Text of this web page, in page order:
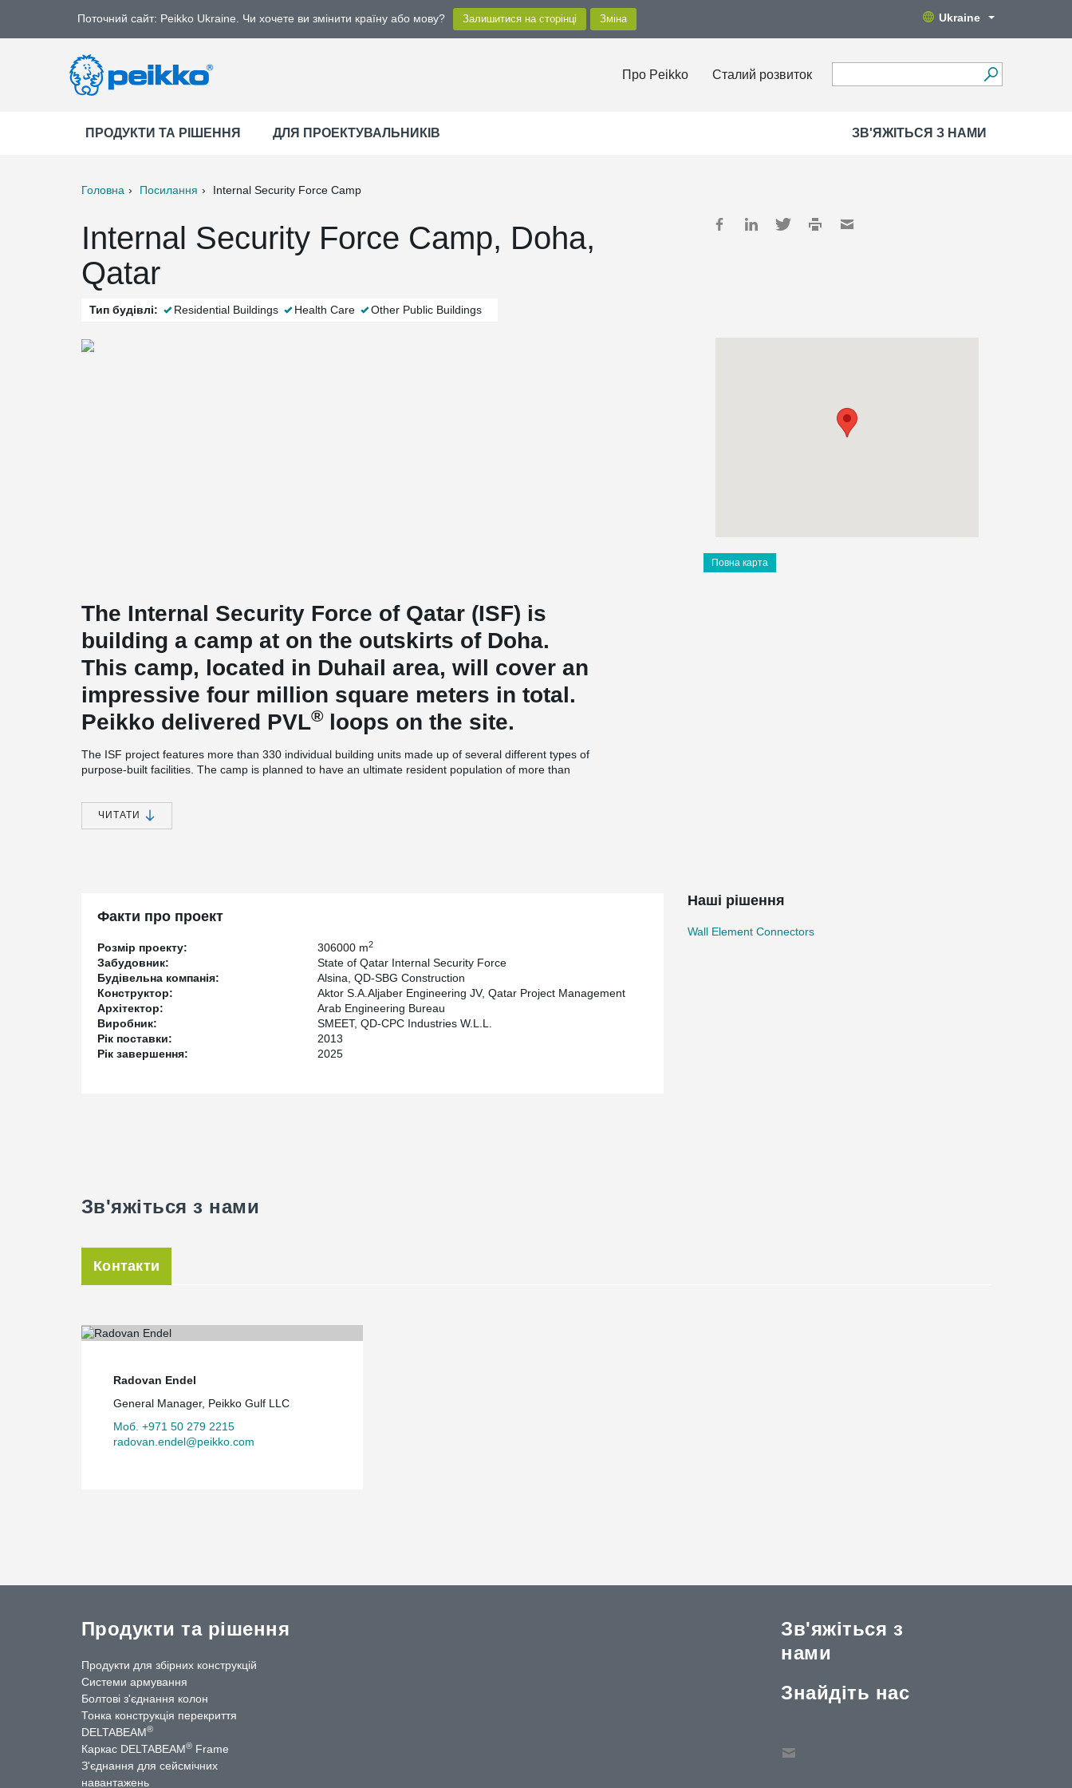
Поточний сайт: Peikko Ukraine. Чи хочете ви змінити країну або мову? Ukraine
Про Peikko Сталий розвиток
ПРОДУКТИ ТА РІШЕННЯ ДЛЯ ПРОЕКТУВАЛЬНИКІВ ЗВ'ЯЖІТЬСЯ З НАМИ
Головна Посилання Internal Security Force Camp
Internal Security Force Camp, Doha,
Qatar
Тип будівлі: Residential Buildings Health Care Other Public Buildings
Повна карта
The Internal Security Force of Qatar (ISF) is
building a camp at on the outskirts of Doha.
This camp, located in Duhail area, will cover an
impressive four million square meters in total.
Peikko delivered PVL® loops on the site.
The ISF project features more than 330 individual building units made up of several different types of
purpose-built facilities. The camp is planned to have an ultimate resident population of more than
include post office, unit force offices, unit guardhouses, check points, a five-star hotel and a 10 000
spectator stadium.
ЧИТАТИ
Факти про проект
Розмір проекту: 306000 m2
Забудовник:
State of Qatar Internal Security Force
Будівельна компанія:
Alsina, QD-SBG Construction
Конструктор:
Aktor S.A.Aljaber Engineering JV, Qatar Project Management
Архітектор:
Arab Engineering Bureau
Виробник:
SMEET, QD-CPC Industries W.L.L.
Рік поставки:
2013
Рік завершення:
2025
Наші рішення
Wall Element Connectors
Зв'яжіться з нами
Контакти
Radovan Endel
General Manager, Peikko Gulf LLC
Моб. +971 50 279 2215
radovan.endel@peikko.com
Продукти та рішення
Продукти для збірних конструкцій
Системи армування
Болтові з'єднання колон
Тонка конструкція перекриття
DELTABEAM®
Каркас DELTABEAM® Frame
З'єднання для сейсмічних
навантажень
Зв'яжіться з
нами
Знайдіть нас